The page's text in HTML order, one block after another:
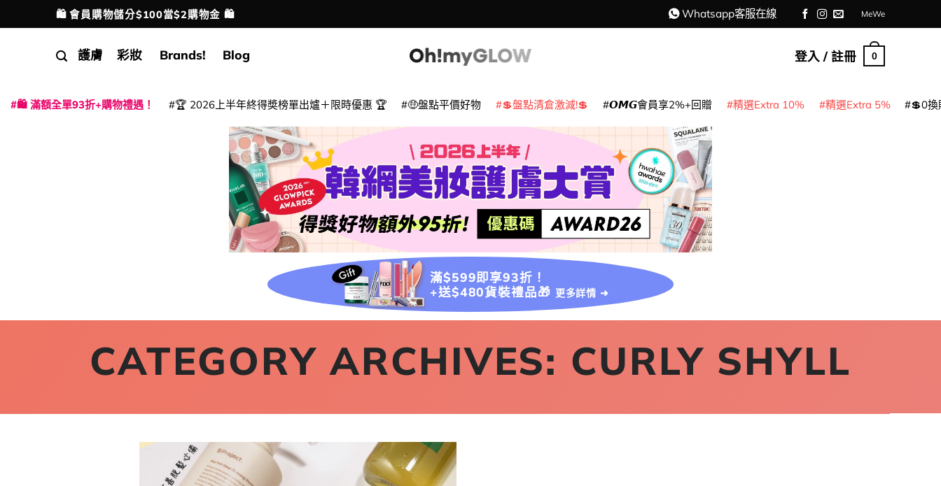
to
配送港澳
🛍️ 會員購物儲分$100當$2購物金 🛍️ Whatsapp客服在線 MeWe
護膚 彩妝 Brands! Blog 登入 / 註冊 0
🛍️ 滿額全單93折+購物禮遇！ 🏆 2026上半年終得奬榜單出爐＋限時優惠 🏆 🤑盤點平價好物 💲盤點清倉激減!💲 𝙊𝙈𝙂會員享2%+回贈 精選Extra 10% 精選Extra 5% 💲0換
滿$599即享93折！
+送$480貨裝禮品🎁 更多詳情 ➜
CATEGORY ARCHIVES: CURLY SHYLL